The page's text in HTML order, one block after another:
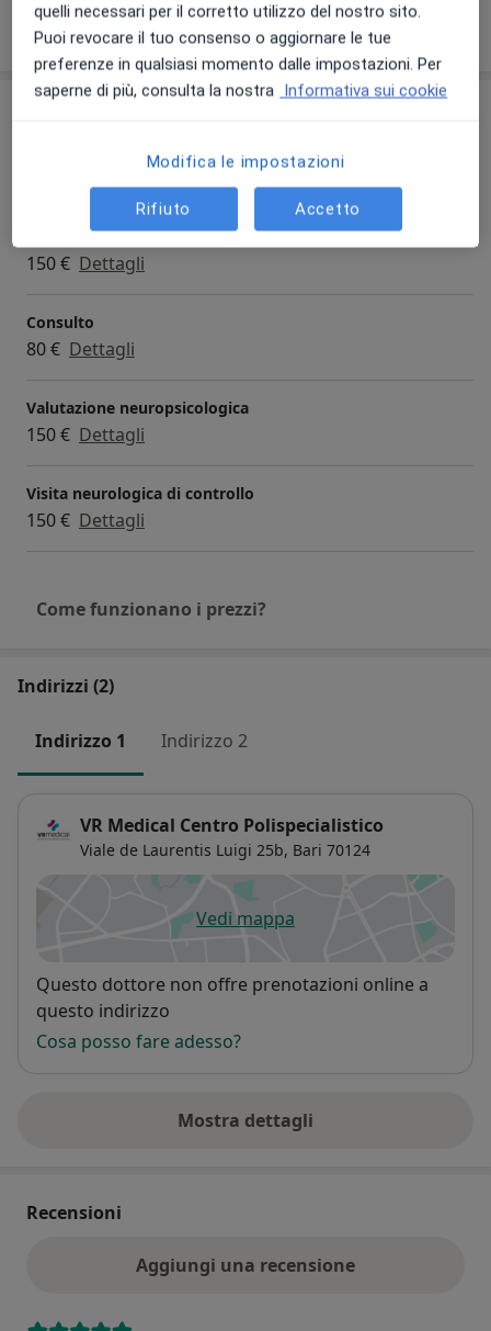
Mostra dettagli
sull'esperienza
Prima visita neurologica
Visita neurologica
150 € Dettagli
Consulto
80 € Dettagli
Valutazione neuropsicologica
150 € Dettagli
Visita neurologica di controllo
150 € Dettagli
Come funzionano i prezzi?
Indirizzi (2)
Indirizzo 1 Indirizzo 2
VR Medical Centro Polispecialistico
Viale de Laurentis Luigi 25b, Bari 70124
Vedi mappasi apre in una nuova scheda
Disponibilità
Questo dottore non offre prenotazioni online a
questo indirizzo
Cosa posso fare adesso?
Mostra dettagli
sull'indirizzo
Recensioni
Aggiungi una recensione
quelli necessari per il corretto utilizzo del nostro sito.
Puoi revocare il tuo consenso o aggiornare le tue
preferenze in qualsiasi momento dalle impostazioni. Per
saperne di più, consulta la nostra Informativa sui cookie
Modifica le impostazioni
Rifiuto Accetto